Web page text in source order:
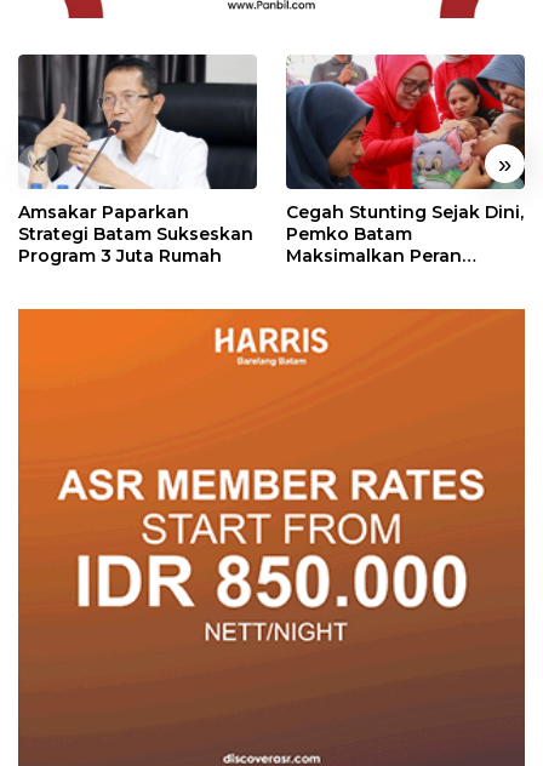
« »
Amsakar Paparkan
Strategi Batam Sukseskan
Program 3 Juta Rumah
Cegah Stunting Sejak Dini,
Pemko Batam
Maksimalkan Peran